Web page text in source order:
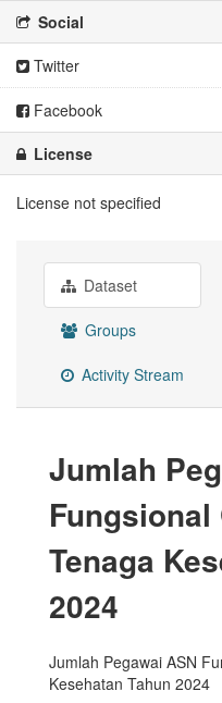
Social
Twitter
Facebook
License
License not specified
Dataset
Groups
Activity Stream
Jumlah
Fungsional
Tenaga
2024
Jumlah Pegawai ASN
Kesehatan Tahun 2024